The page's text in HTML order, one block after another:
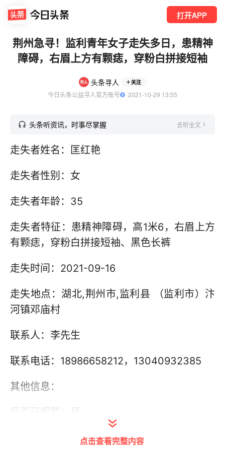
打开APP
荆州急寻！监利青年女子走失多日，患精神
障碍，右眉上方有颗痣，穿粉白拼接短袖
头条寻人 关注
今日头条公益寻人官方账号
  2021-10-29 13:55
头条听资讯，时事尽掌握 去听全文
走失者姓名：匡红艳
走失者性别：女
走失者年龄：35
走失者特征：患精神障碍，高1米6，右眉上方
有颗痣，穿粉白拼接短袖、黑色长裤
走失时间：2021-09-16
走失地点：湖北,荆州市,监利县 （监利市）汴
河镇邓庙村
联系人：李先生
联系电话：18986658212，13040932385
其他信息：
是否已报警：是
点击查看完整内容